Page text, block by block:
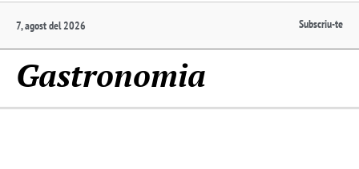
7, agost del 2026 Subscriu-te
Gastronomia